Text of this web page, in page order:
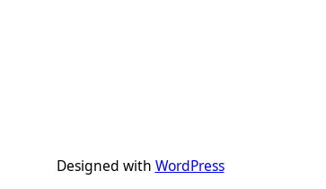
Designed with WordPress